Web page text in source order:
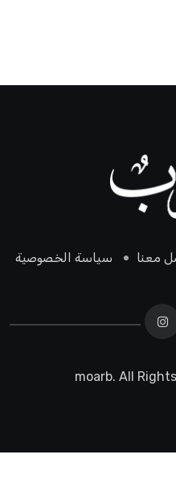
معنا سياسة الخصوصية